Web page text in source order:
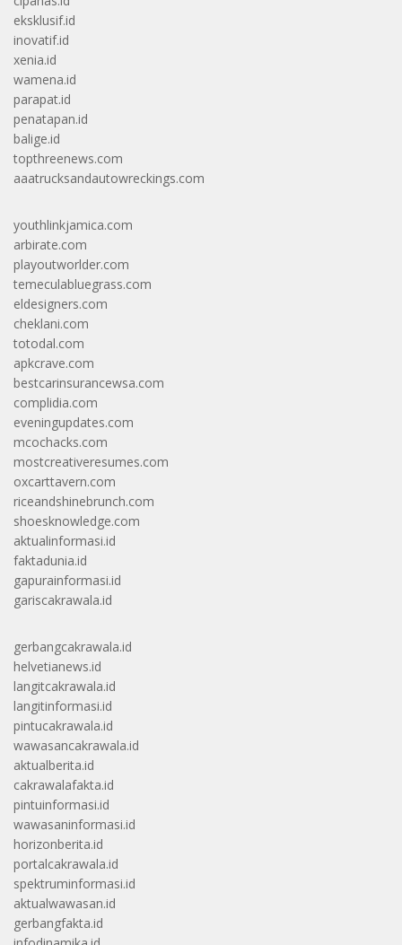
eksklusif.id
inovatif.id
xenia.id
wamena.id
parapat.id
penatapan.id
balige.id
topthreenews.com
aaatrucksandautowreckings.com
youthlinkjamica.com
arbirate.com
playoutworlder.com
temeculabluegrass.com
eldesigners.com
cheklani.com
totodal.com
apkcrave.com
bestcarinsurancewsa.com
complidia.com
eveningupdates.com
mcochacks.com
mostcreativeresumes.com
oxcarttavern.com
riceandshinebrunch.com
shoesknowledge.com
aktualinformasi.id
faktadunia.id
gapurainformasi.id
gariscakrawala.id
gerbangcakrawala.id
helvetianews.id
langitcakrawala.id
langitinformasi.id
pintucakrawala.id
wawasancakrawala.id
aktualberita.id
cakrawalafakta.id
pintuinformasi.id
wawasaninformasi.id
horizonberita.id
portalcakrawala.id
spektruminformasi.id
aktualwawasan.id
gerbangfakta.id